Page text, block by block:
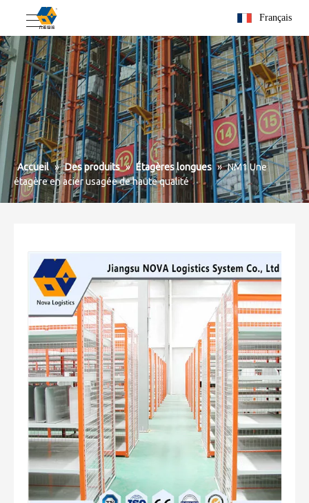
Français
Accueil » Des produits » Étagères longues » NM1 Une
étagère en acier usagée de haute qualité